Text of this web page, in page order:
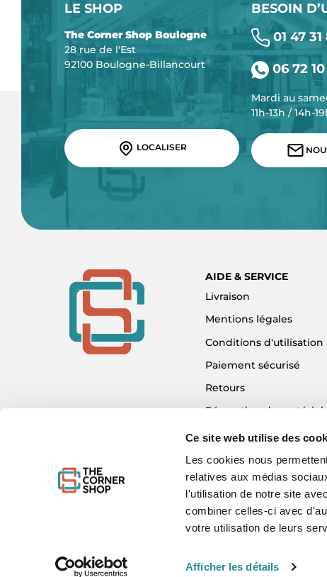
Ce site web utilise des
Les cookies nous
relatives aux médias
l'utilisation de notre site
combiner celles-ci avec
votre utilisation de leurs
Afficher les détails
LE SHOP
The Corner Shop Boulogne
28 rue de l'Est
92100 Boulogne-Billancourt
LOCALISER
BESOIN
01 47
06 72 10
Mardi au
11h-13h / 14h-
AIDE & SERVICE
Livraison
Mentions légales
Conditions d'utilisation
Paiement sécurisé
Retours
Réparation de matériel
Détaxe - Tax Refund
Garantie & SAV
Plan du site
Mon compte
Nous contacter